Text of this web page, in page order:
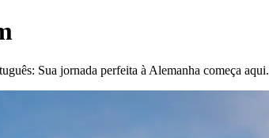
Sua jornada perfeita à Alemanha começa aqui.